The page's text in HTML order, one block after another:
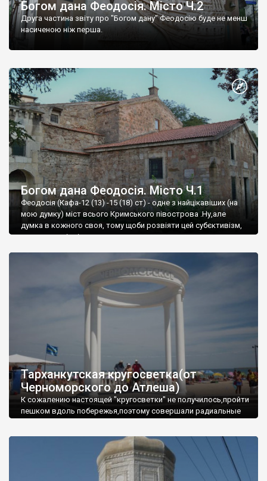
Богом дана Феодосія. Місто Ч.2
Друга частина звіту про "Богом дану" Феодосію буде не менш
насиченою ніж перша.
Богом дана Феодосія. Місто Ч.1
Феодосія (Кафа-12 (13) -15 (18) ст) - одне з найцікавіших (на
мою думку) міст всього Кримського півострова .Ну,але
думка в кожного своя, тому щоби розвіяти цей субєктивізм,
запрошую відвідати це
Тарханкутская кругосветка(от
Черноморского до Атлеша)
К сожалению настоящей "кругосветки" не получилось,пройти
пешком вдоль побережья,поэтому совершали радиальные